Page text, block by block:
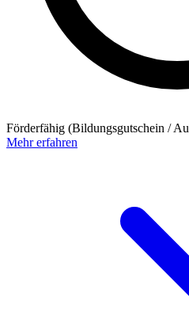
Förderfähig (Bildungsgutschein /
Mehr erfahren